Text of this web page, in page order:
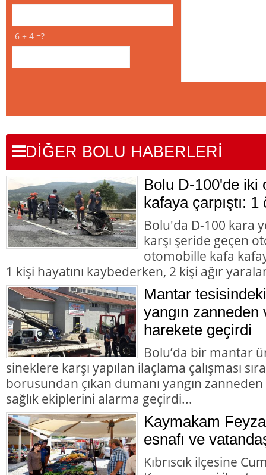
6 + 4 =?
DİĞER BOLU HABERLERİ
Bolu D-100'de iki
kafaya çarpıştı: 1
Bolu'da D-100 kara
karşı şeride geçen
otomobille kafa
1 kişi hayatını kaybederken, 2 kişi ağır
Mantar
yangın
harekete geçirdi
Bolu’da bir mantar
sineklere karşı yapılan ilaçlama çalışması
borusundan çıkan dumanı yangın
sağlık ekiplerini alarma geçirdi...
Kaymakam
esnafı ve
Kıbrıscık ilçesine